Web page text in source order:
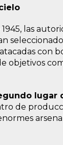
las
con
objetivos
lugar
de